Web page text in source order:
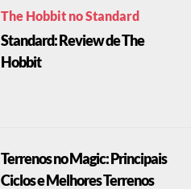
The Hobbit no Standard
Standard: Review de The
Hobbit
Terrenos no Magic: Principais
Ciclos e Melhores Terrenos